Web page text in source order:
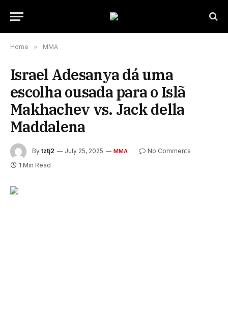
Home » MMA
Israel Adesanya dá uma
escolha ousada para o Islã
Makhachev vs. Jack della
Maddalena
By tztj2 July 25, 2025 MMA
No Comments
1 Min Read